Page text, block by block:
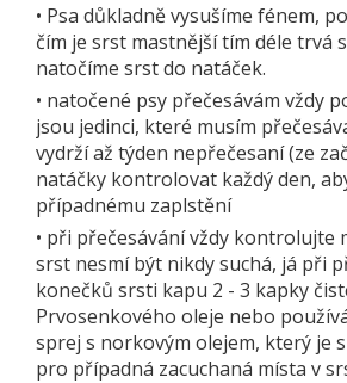
• Psa důkladně vysušíme fénem,
čím je srst mastnější tím déle trvá
natočíme srst do natáček.
• natočené psy přečesávám vždy
jsou jedinci, které musím
vydrží až týden nepřečesaní (ze
natáčky kontrolovat každý den,
případnému zaplstění
• při přečesávání vždy kontrolujte
srst nesmí být nikdy suchá, já při
konečků srsti kapu 2 - 3 kapky
Prvosenkového oleje nebo
sprej s norkovým olejem, který je
pro případná zacuchaná místa v